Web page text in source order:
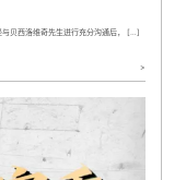
贝西洛维奇先生进行充分沟通后， […]
>